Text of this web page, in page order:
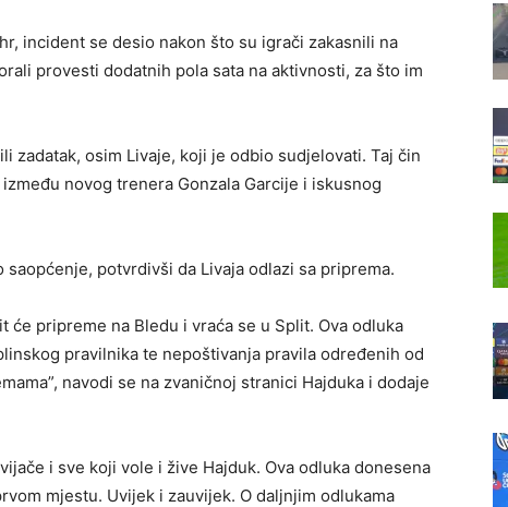
incident se desio nakon što su igrači zakasnili na
provesti dodatnih pola sata na aktivnosti, za što im
zadatak, osim Livaje, koji je odbio sudjelovati. Taj čin
novog trenera Gonzala Garcije i iskusnog
potvrdivši da Livaja odlazi sa priprema.
će pripreme na Bledu i vraća se u Split. Ova odluka
pravilnika te nepoštivanja pravila određenih od
navodi se na zvaničnoj stranici Hajduka i dodaje
i sve koji vole i žive Hajduk. Ova odluka donesena
mjestu. Uvijek i zauvijek. O daljnjim odlukama